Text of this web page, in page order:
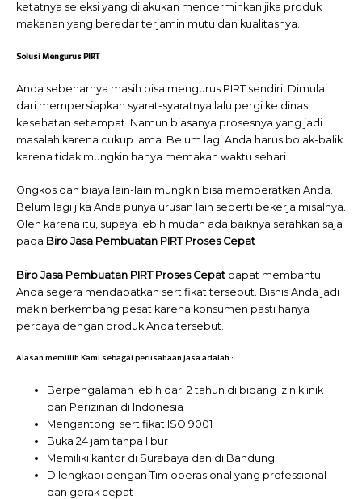
ketatnya seleksi yang dilakukan mencerminkan jika produk
makanan yang beredar terjamin mutu dan kualitasnya.
Solusi Mengurus PIRT
Anda sebenarnya masih bisa mengurus PIRT sendiri. Dimulai
dari mempersiapkan syarat-syaratnya lalu pergi ke dinas
kesehatan setempat. Namun biasanya prosesnya yang jadi
masalah karena cukup lama. Belum lagi Anda harus bolak-balik
karena tidak mungkin hanya memakan waktu sehari.
Ongkos dan biaya lain-lain mungkin bisa memberatkan Anda.
Belum lagi jika Anda punya urusan lain seperti bekerja misalnya.
Oleh karena itu, supaya lebih mudah ada baiknya serahkan saja
pada Biro Jasa Pembuatan PIRT Proses Cepat
Biro Jasa Pembuatan PIRT Proses Cepat dapat membantu
Anda segera mendapatkan sertifikat tersebut. Bisnis Anda jadi
makin berkembang pesat karena konsumen pasti hanya
percaya dengan produk Anda tersebut.
Alasan memiilih Kami sebagai perusahaan jasa adalah :
Berpengalaman lebih dari 2 tahun di bidang izin klinik
dan Perizinan di Indonesia
Mengantongi sertifikat ISO 9001
Buka 24 jam tanpa libur
Memiliki kantor di Surabaya dan di Bandung
Dilengkapi dengan Tim operasional yang professional
dan gerak cepat